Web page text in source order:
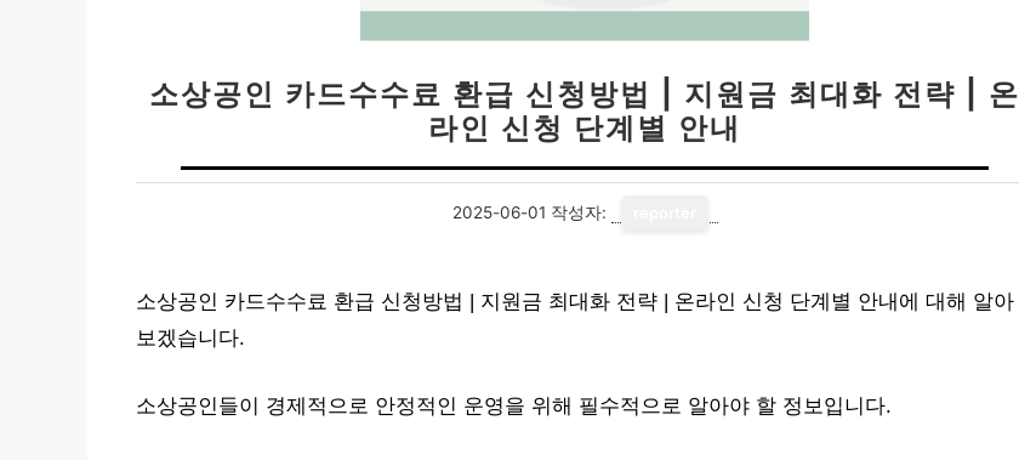
소상공인 카드수수료 환급 신청방법 | 지원금 최대화 전략 | 온
라인 신청 단계별 안내
2025-06-01 작성자:
소상공인 카드수수료 환급 신청방법 | 지원금 최대화 전략 | 온라인 신청 단계별 안내에 대해 알아
보겠습니다.
소상공인들이 경제적으로 안정적인 운영을 위해 필수적으로 알아야 할 정보입니다.